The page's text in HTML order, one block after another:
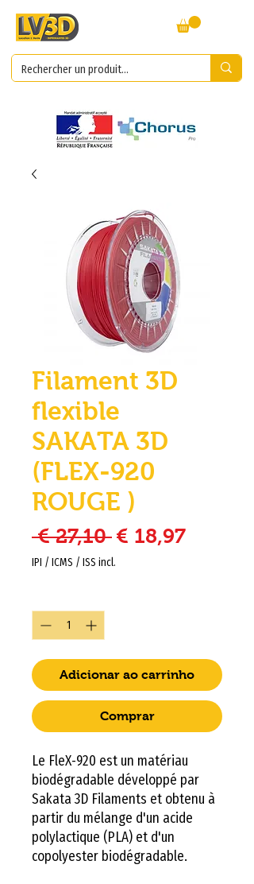
Filament 3D
flexible
SAKATA 3D
(FLEX-920
ROUGE )
€ 27,10 Preço normal
€ 18,97Preço
IPI / ICMS / ISS incl.
Adicionar ao carrinho
Comprar
Le FleX-920 est un matériau
biodégradable développé par
Sakata 3D Filaments et obtenu à
partir du mélange d'un acide
polylactique (PLA) et d'un
copolyester biodégradable.